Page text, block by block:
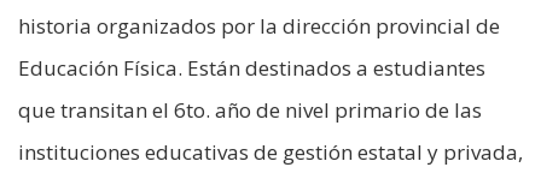
historia organizados por la dirección provincial de
Educación Física. Están destinados a estudiantes
que transitan el 6to. año de nivel primario de las
instituciones educativas de gestión estatal y privada,